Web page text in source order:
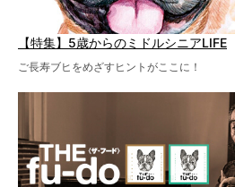
【特集】5歳からのミドルシニアLIFE
ご長寿ブヒをめざすヒントがここに！